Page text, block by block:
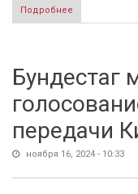
Подробнее
Бундестаг
передачи
ноября 16, 2024 - 10:33